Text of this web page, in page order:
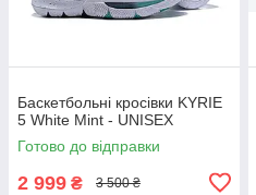
Баскетбольні кросівки KYRIE
5 White Mint - UNISEX
Готово до відправки
2 999 ₴ 3 500 ₴